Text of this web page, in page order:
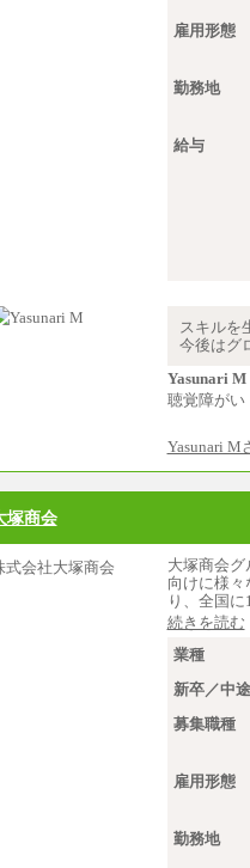
雇用形態
勤務地
給与
スキルを
今後はグ
Yasunari M
聴覚障がい
Yasunari M
塚商会
大塚商会
向けに様
り、全国
続きを読む
業種
新卒／中途
募集職種
雇用形態
勤務地